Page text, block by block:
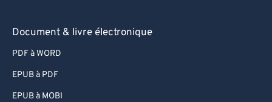
Document & livre électronique
PDF à WORD
EPUB à PDF
EPUB à MOBI